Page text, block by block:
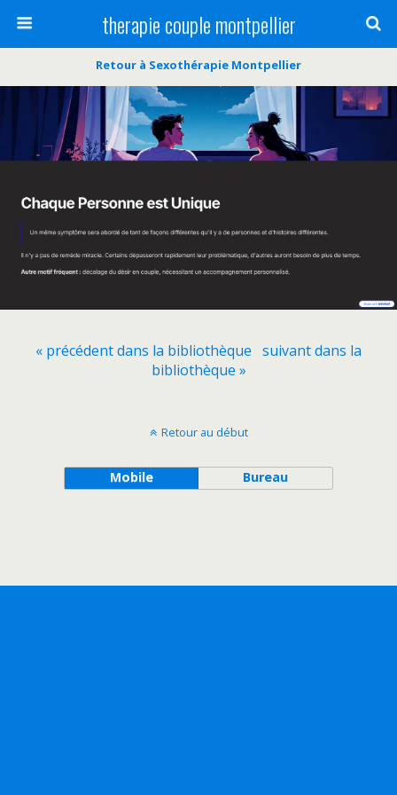
therapie couple montpellier
Retour à Sexothérapie Montpellier
« précédent dans la bibliothèque suivant dans la
bibliothèque »
Retour au début
Mobile Bureau